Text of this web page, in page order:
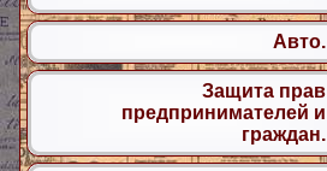
Авто.
Защита прав
предпринимателей и
граждан.